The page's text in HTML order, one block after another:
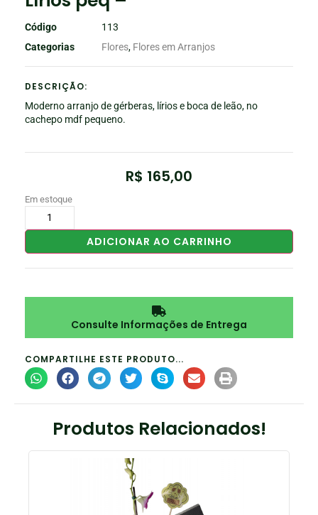
Código
113
Categorias
Flores, Flores em Arranjos
DESCRIÇÃO:
Moderno arranjo de gérberas, lírios e boca de leão, no
cachepo mdf pequeno.
R$ 165,00
Em estoque
ADICIONAR AO CARRINHO
Consulte Informações de Entrega
COMPARTILHE ESTE PRODUTO...
Produtos Relacionados!